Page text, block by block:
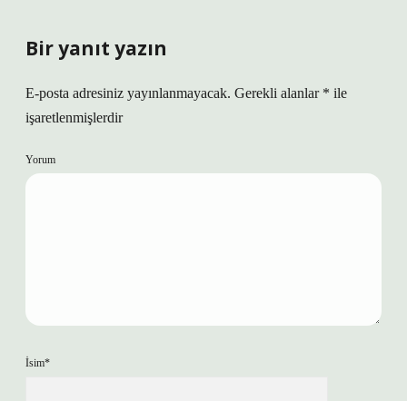
Bir yanıt yazın
E-posta adresiniz yayınlanmayacak. Gerekli alanlar * ile
işaretlenmişlerdir
Yorum
İsim*